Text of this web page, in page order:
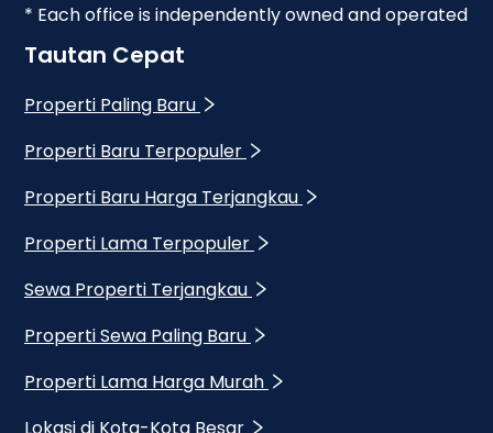
* Each office is independently owned and operated
Tautan Cepat
Properti Paling Baru
Properti Baru Terpopuler
Properti Baru Harga Terjangkau
Properti Lama Terpopuler
Sewa Properti Terjangkau
Properti Sewa Paling Baru
Properti Lama Harga Murah